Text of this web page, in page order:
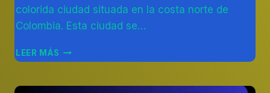
colorida ciudad situada en la costa norte de
Colombia. Esta ciudad se…
LEER MÁS DESCUBRE
LOS
LUGARES